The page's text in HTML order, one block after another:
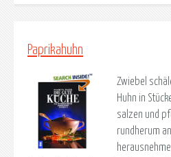
Paprikahuhn
Zwiebel
Huhn in
salzen und
rundherum